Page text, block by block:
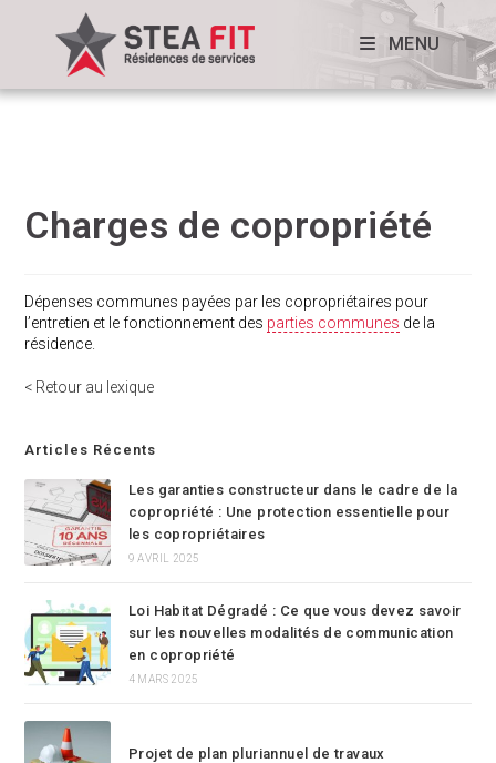
MENU
Charges de copropriété
Dépenses communes payées par les copropriétaires pour
l’entretien et le fonctionnement des parties communes de la
résidence.
< Retour au lexique
Articles Récents
Les garanties constructeur dans le cadre de la
copropriété : Une protection essentielle pour
les copropriétaires
9 AVRIL 2025
Loi Habitat Dégradé : Ce que vous devez savoir
sur les nouvelles modalités de communication
en copropriété
4 MARS 2025
Projet de plan pluriannuel de travaux